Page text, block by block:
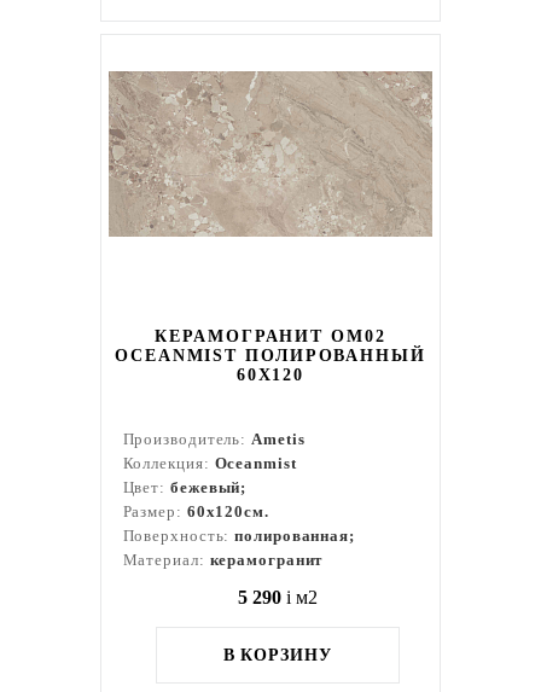
КЕРАМОГРАНИТ OM02
OCEANMIST ПОЛИРОВАННЫЙ
60X120
Производитель:Ametis
Коллекция: Oceanmist
Цвет: бежевый;
Размер: 60x120см.
Поверхность:полированная;
Материал: керамогранит
5 290 i м2
В КОРЗИНУ